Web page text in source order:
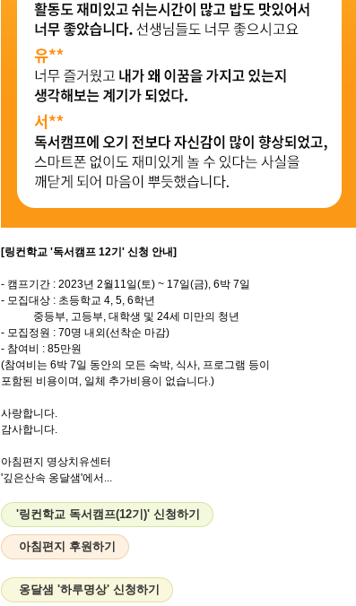
[링컨학교 '독서캠프 12기' 신청 안내]
- 캠프기간 : 2023년 2월11일(토) ~ 17일(금), 6박 7일
- 모집대상 : 초등학교 4, 5, 6학년
중등부, 고등부, 대학생 및 24세 미만의 청년
- 모집정원 : 70명 내외(선착순 마감)
- 참여비 : 85만원
(참여비는 6박 7일 동안의 모든 숙박, 식사, 프로그램 등이
포함된 비용이며, 일체 추가비용이 없습니다.)
사랑합니다.
감사합니다.
아침편지 명상치유센터
'깊은산속 옹달샘'에서...
'링컨학교 독서캠프(12기)' 신청하기
아침편지 후원하기
옹달샘 '하루명상' 신청하기